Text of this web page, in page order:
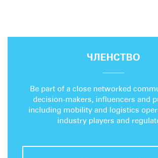
ЧЛЕНСТВО
Be part of a close networked
decision-makers, influencers and
including mobility and logistics
industry players and